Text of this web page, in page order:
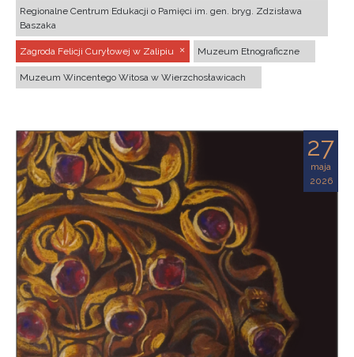
Regionalne Centrum Edukacji o Pamięci im. gen. bryg. Zdzisława
Baszaka
Zagroda Felicji Curyłowej w Zalipiu Muzeum Etnograficzne
Muzeum Wincentego Witosa w Wierzchosławicach
27
maja
2026